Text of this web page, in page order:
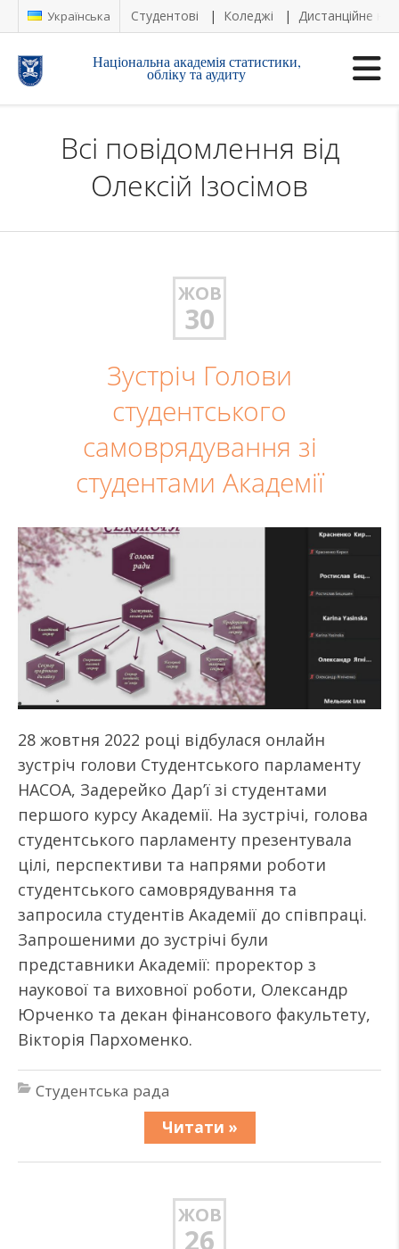
Українська Студентові Коледжі Дистанційне
Національна академія статистики,
обліку та аудиту
Всі повідомлення від
Олексій Ізосімов
ЖОВ
30
Зустріч Голови
студентського
самоврядування зі
студентами Академії
28 жовтня 2022 році відбулася онлайн
зустріч голови Студентського парламенту
НАСОА, Задерейко Дар’ї зі студентами
першого курсу Академії. На зустрічі, голова
студентського парламенту презентувала
цілі, перспективи та напрями роботи
студентського самоврядування та
запросила студентів Академії до співпраці.
Запрошеними до зустрічі були
представники Академії: проректор з
наукової та виховної роботи, Олександр
Юрченко та декан фінансового факультету,
Вікторія Пархоменко.
Студентська рада
Читати »
ЖОВ
26